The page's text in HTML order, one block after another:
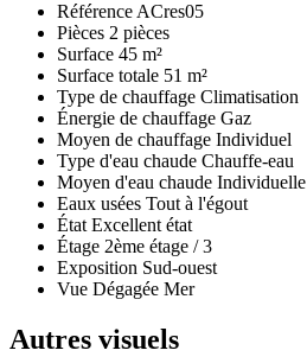
RéférenceACres05
Pièces 2 pièces
Surface 45 m²
Surface totale 51 m²
Type de chauffage Climatisation
Énergie de chauffage Gaz
Moyen de chauffage Individuel
Type d'eau chaude Chauffe-eau
Moyen d'eau chaude Individuelle
Eaux usées Tout à l'égout
ÉtatExcellent état
Étage 2ème étage / 3
Exposition Sud-ouest
Vue Dégagée Mer
Autres visuels